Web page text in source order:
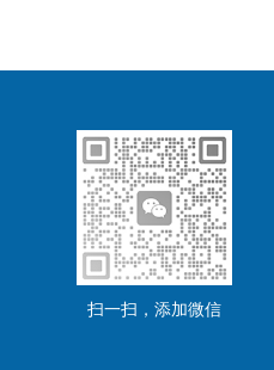
扫一扫，添加微信